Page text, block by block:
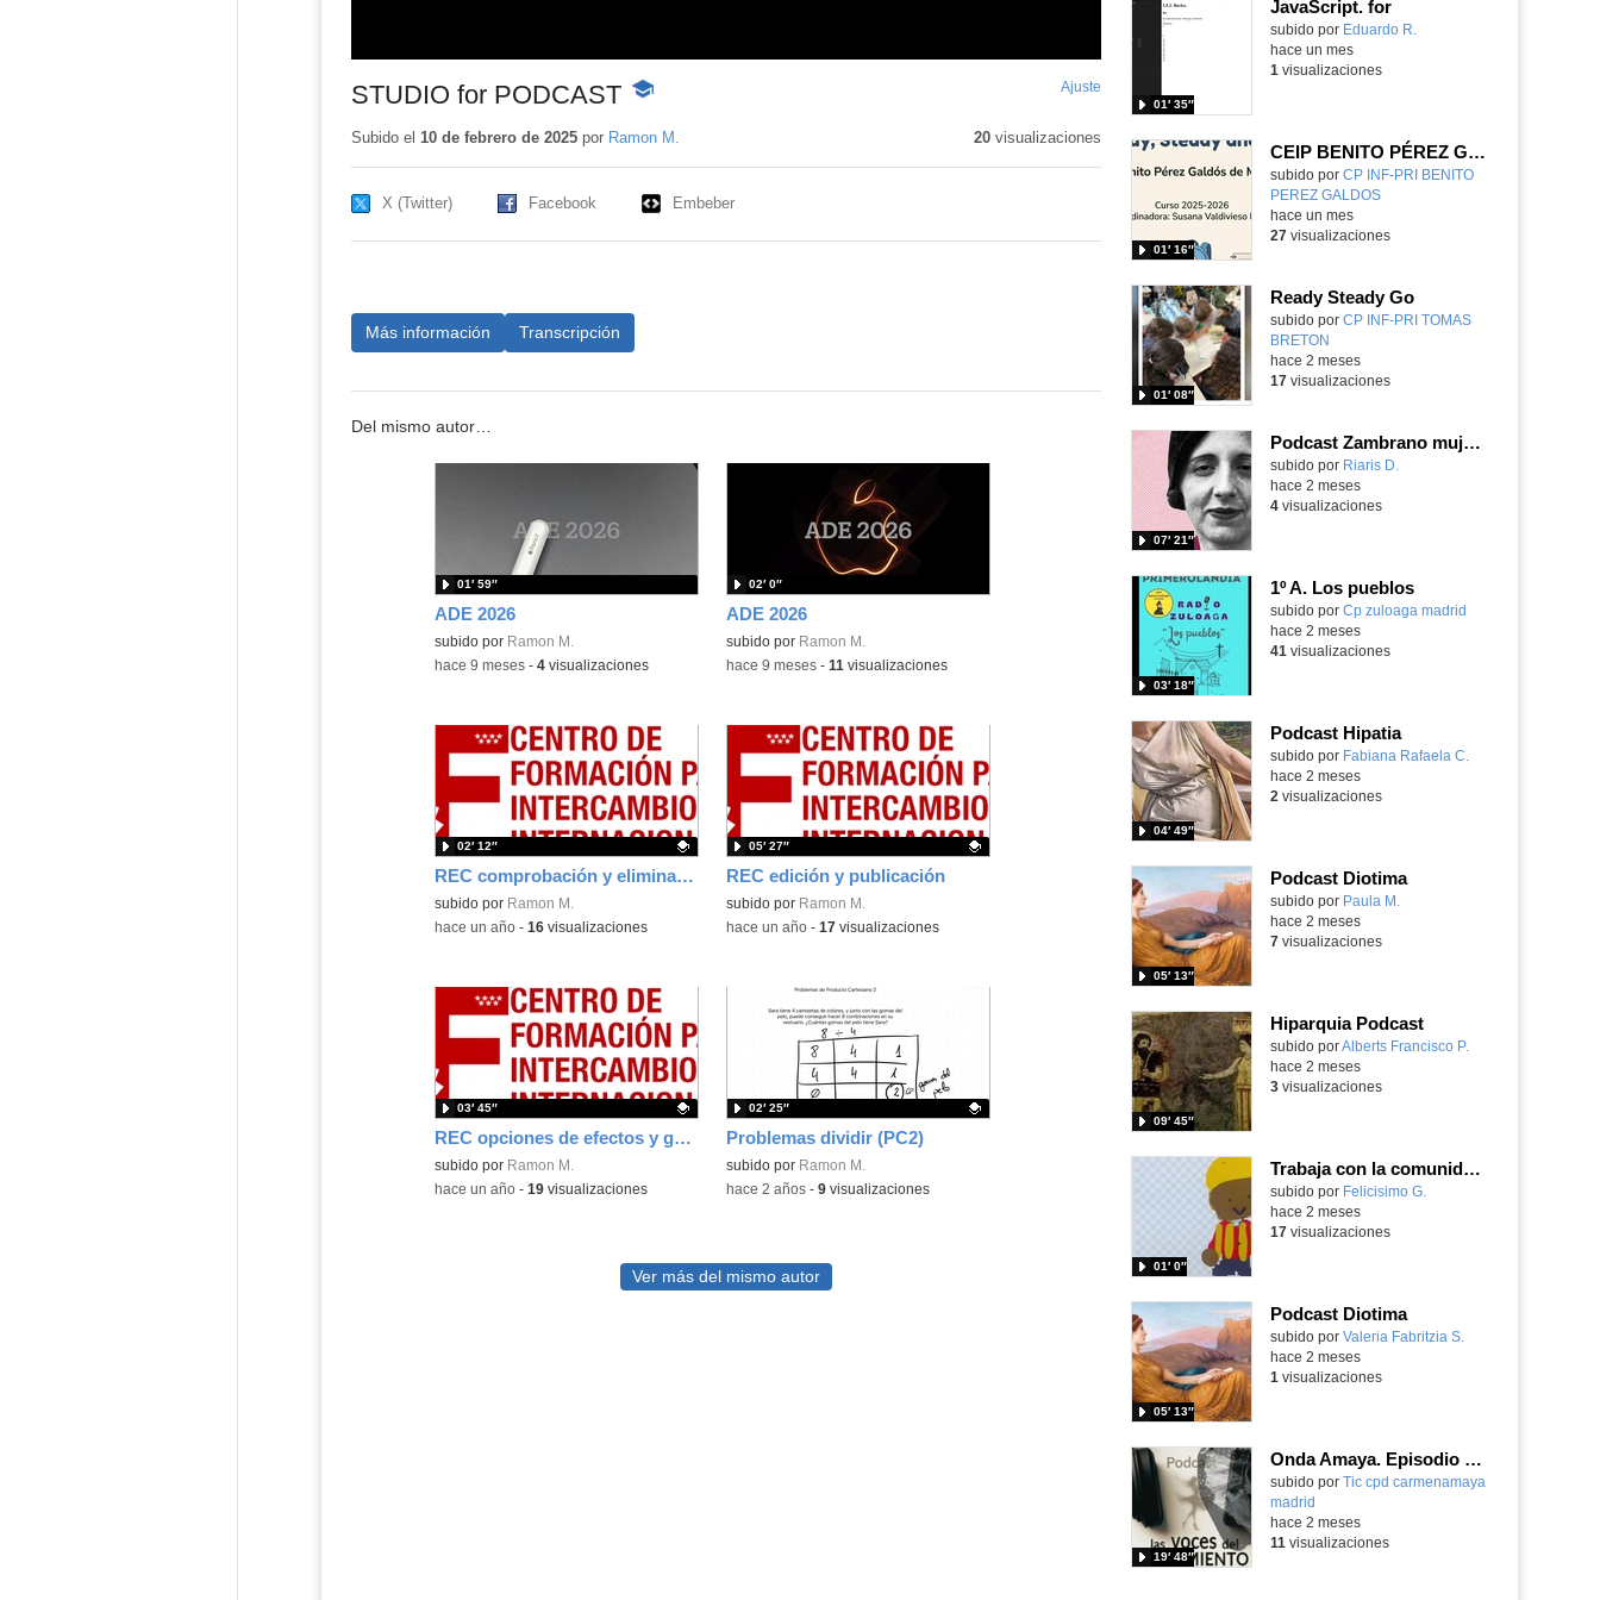
STUDIO for PODCAST -
educativo
Ajuste
pantalla
Subido el 10 de febrero de 2025por Ramon M. 20visualizaciones
X (Twitter) Facebook Embeber
Más información Transcripción
Del mismo autor…
ADE 2026
subido por Ramon M.
01′ 59″
-hace 9 meses- 4visualizaciones
ADE 2026
subido por Ramon M.
02′ 0″
-hace 9 meses- 11 visualizaciones
REC comprobación y eliminación de episodios
Contenido educativo.
subido por Ramon M.
02′ 12″
-hace un año- 16visualizaciones
REC edición y publicación
Contenido educativo.
subido por Ramon M.
05′ 27″
-hace un año- 17 visualizaciones
REC opciones de efectos y grabación
Contenido educativo.
subido por Ramon M.
03′ 45″
-hace un año- 19visualizaciones
Problemas dividir (PC2)
Contenido educativo.
subido por Ramon M.
02′ 25″
-hace 2 años- 9visualizaciones
Ver más del mismo autor
JavaScript. for
Contenido educativo.
subido por Eduardo R.
01′ 35″
hace un mes
1 visualizaciones
CEIP BENITO PÉREZ GALDÓS READY, STEADY & GO
Contenido educativo.
subido por CP INF-PRI BENITO
PEREZ GALDOS
01′ 16″
-
hace un mes
27visualizaciones
Ready Steady Go
Contenido educativo.
subido por CP INF-PRI TOMAS
BRETON
01′ 08″
hace 2 meses
17visualizaciones
Podcast Zambrano mujeres importantes
Contenido educativo.
subido por Riaris D.
07′ 21″
hace 2 meses
4visualizaciones
1º A. Los pueblos
Contenido educativo.
subido por Cp zuloaga madrid
03′ 18″
hace 2 meses
41 visualizaciones
Podcast Hipatia
Contenido educativo.
subido por Fabiana Rafaela C.
04′ 49″
hace 2 meses
2 visualizaciones
Podcast Diotima
Contenido educativo.
subido por Paula M.
05′ 13″
hace 2 meses
7visualizaciones
Hiparquia Podcast
Contenido educativo.
subido porAlberts Francisco P.
09′ 45″
hace 2 meses
3visualizaciones
Trabaja con la comunidad de Scratch para modificar programas y adaptarlos a tu clase.
Contenido educativo.
subido por Felicisimo G.
01′ 0″
hace 2 meses
17visualizaciones
Podcast Diotima
Contenido educativo.
subido por Valeria Fabritzia S.
05′ 13″
hace 2 meses
1 visualizaciones
Onda Amaya. Episodio 4 (temporada 2): "La Capitana"
Contenido educativo.
subido por Tic cpd carmenamaya
madrid
19′ 48″
hace 2 meses
11 visualizaciones